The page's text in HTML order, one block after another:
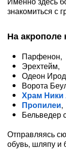
знакомиться с
На акрополе
Парфенон,
Эрехтейм,
Одеон
Ворота
Храм Ники
Пропилеи,
Бельведер
Отправляясь
обувь, шляпу и